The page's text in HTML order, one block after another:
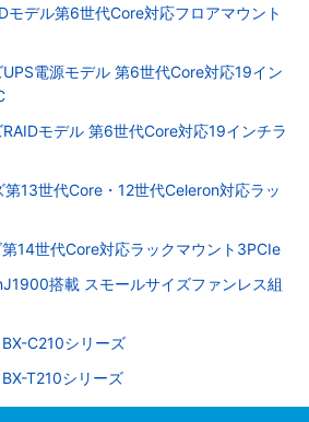
モデル第6世代Core対応フロアマウント
電源モデル 第6世代Core対応19イン
モデル 第6世代Core対応19インチラ
13世代Core・12世代Celeron対応ラッ
14世代Core対応ラックマウント3PCIe
搭載 スモールサイズファンレス組
C210シリーズ
T210シリーズ